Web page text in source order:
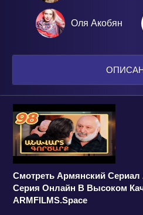
Оля Акобян
Смотреть Армянский Сериал
Серия Онлайн В Высоком
ARMFILMS.space